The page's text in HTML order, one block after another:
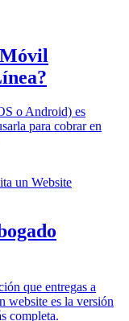
o Android) es
para cobrar en
que entregas a
website es la versión
completa.